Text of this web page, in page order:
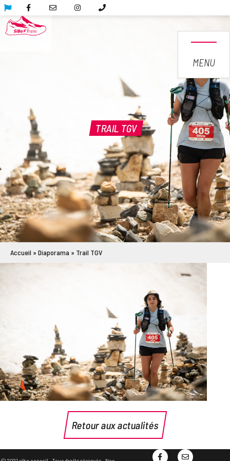
MENU
TRAIL TGV
Accueil » Diaporama » Trail TGV
Retour aux actualités